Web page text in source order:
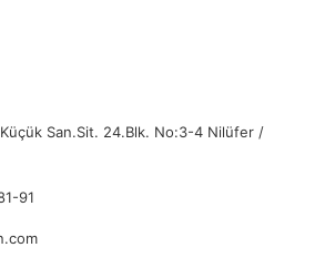
San.Sit. 24.Blk. No:3-4 Nilüfer /
91